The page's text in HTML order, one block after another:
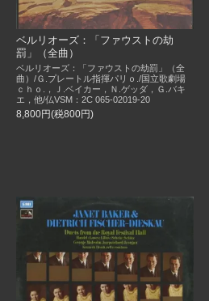
ベルリオーズ：「ファウストの劫
罰」（全曲）
ベルリオーズ：「ファウストの劫罰」（全
曲）/Ｇ.プレートル指揮パリｏ./国立歌劇場
ｃｈｏ.，Ｊ.ベイカー，Ｎ.ゲッダ，Ｇ.バキ
エ，他/仏VSM：2C 065-02019-20
8,800円(税800円)